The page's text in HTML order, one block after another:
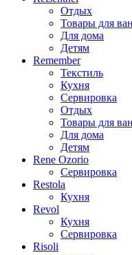
Отдых
Товары для
Для дома
Детям
Remember
Текстиль
Кухня
Сервировка
Отдых
Товары для
Для дома
Детям
Rene Ozorio
Сервировка
Restola
Кухня
Revol
Кухня
Сервировка
Risoli